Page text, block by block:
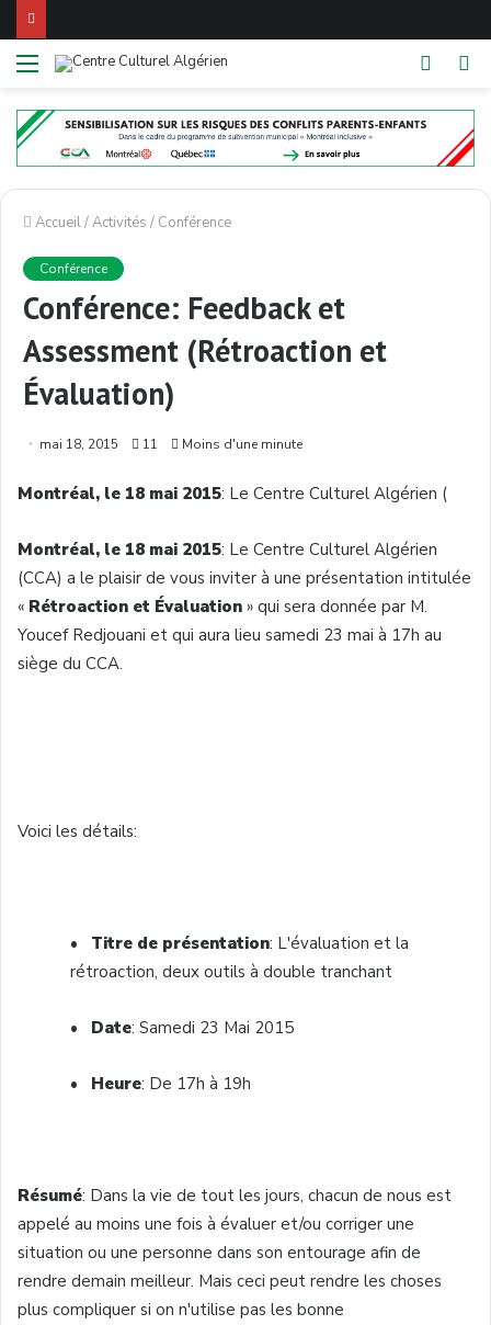
Menu
Switch
Accueil/Activités / Conférence
Conférence
Conférence: Feedback et
Assessment (Rétroaction et
Évaluation)
mai 18, 2015 11 Moins d'une minute
Montréal, le 18 mai 2015: Le Centre Culturel Algérien (
Montréal, le 18 mai 2015: Le Centre Culturel Algérien
(CCA) a le plaisir de vous inviter à une présentation intitulée
« Rétroaction et Évaluation » qui sera donnée par M.
Youcef Redjouani et qui aura lieu samedi 23 mai à 17h au
siège du CCA.
Voici les détails:
• Titre de présentation: L'évaluation et la
rétroaction, deux outils à double tranchant
• Date: Samedi 23 Mai 2015
• Heure: De 17h à 19h
Résumé: Dans la vie de tout les jours, chacun de nous est
appelé au moins une fois à évaluer et/ou corriger une
situation ou une personne dans son entourage afin de
rendre demain meilleur. Mais ceci peut rendre les choses
plus compliquer si on n'utilise pas les bonne